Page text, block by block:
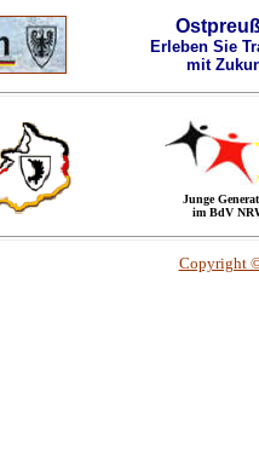
Erleben Sie
mit
Junge
im BdV
Copyright